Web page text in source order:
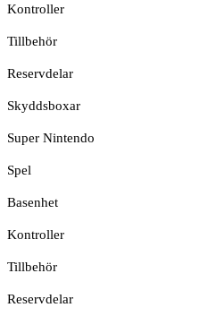
Kontroller
Tillbehör
Reservdelar
Skyddsboxar
Super Nintendo
Spel
Basenhet
Kontroller
Tillbehör
Reservdelar